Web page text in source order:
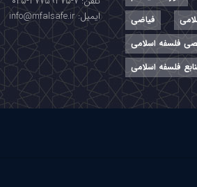
فیاضی
فلسفه اسلامی
فلسفه اسلامی
ایمیل: info@mfalsafe.ir